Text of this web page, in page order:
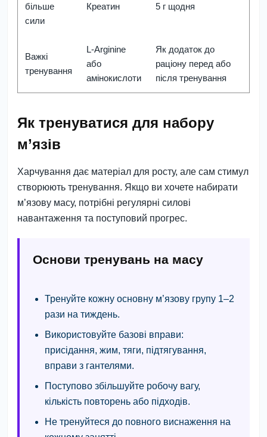
більше
сили
Креатин 5 г щодня
Важкі
тренування
L-Arginine
або
амінокислоти
Як додаток до
раціону перед або
після тренування
Як тренуватися для набору
м’язів
Харчування дає матеріал для росту, але сам стимул
створюють тренування. Якщо ви хочете набирати
м’язову масу, потрібні регулярні силові
навантаження та поступовий прогрес.
Основи тренувань на масу
Тренуйте кожну основну м’язову групу 1–2
рази на тиждень.
Використовуйте базові вправи:
присідання, жим, тяги, підтягування,
вправи з гантелями.
Поступово збільшуйте робочу вагу,
кількість повторень або підходів.
Не тренуйтеся до повного виснаження на